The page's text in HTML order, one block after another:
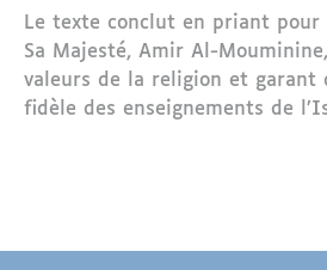
Le texte conclut en priant pour
Sa Majesté, Amir Al-
valeurs de la religion et garant
fidèle des enseignements de